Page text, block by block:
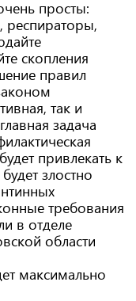
просты:
респираторы,
скопления
правил
так и
задача
привлекать к
злостно
требования
в отделе
области
максимально